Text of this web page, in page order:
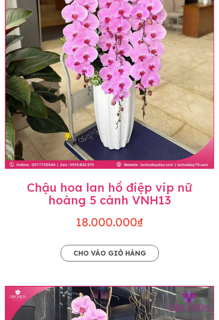
Chậu hoa lan hồ điệp vip nữ
hoàng 5 cành VNH13
18.000.000₫
CHO VÀO GIỎ HÀNG